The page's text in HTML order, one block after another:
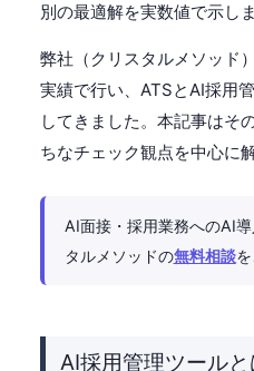
別の最適解を実数値で示しま
弊社（クリスタルメソッド
実績で行い、ATSとAI採用
してきました。本記事はそ
ちなチェック観点を中心に
AI面接・採用業務へのAI
タルメソッドの無料相談を
AI採用管理ツールと